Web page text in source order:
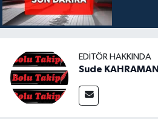
EDITÖR HAKKINDA
Sude KAHRAMAN